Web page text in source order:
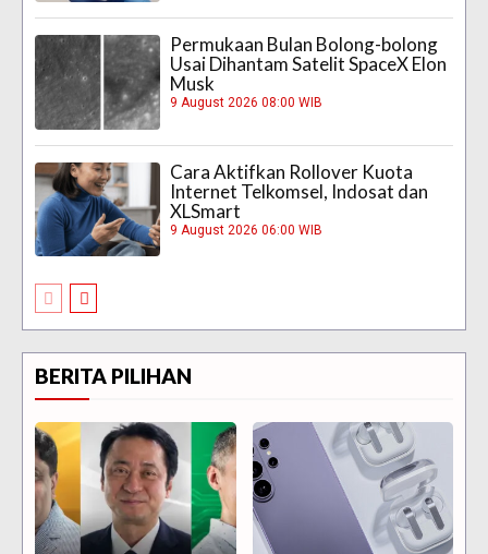
Permukaan Bulan Bolong-bolong
Usai Dihantam Satelit SpaceX Elon
Musk
9 August 2026 08:00 WIB
Cara Aktifkan Rollover Kuota
Internet Telkomsel, Indosat dan
XLSmart
9 August 2026 06:00 WIB
BERITA PILIHAN